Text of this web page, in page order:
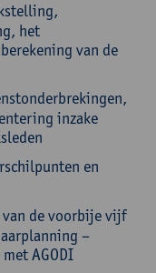
het
van de
inzake
en
van de voorbije vijf
–
AGODI